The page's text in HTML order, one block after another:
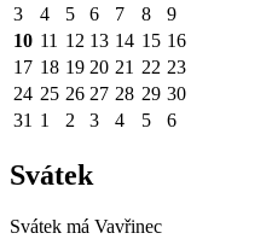
3
4 5 6 7 8
9
10 11 12 13 14 15 16
17 18 19 20 21 22 23
24 25 26 27 28 29 30
31 1 2 3 4 5 6
Svátek
Svátek má Vavřinec